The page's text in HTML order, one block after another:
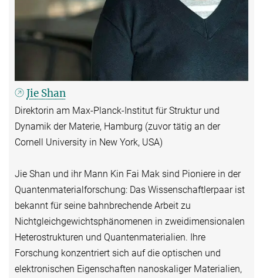
Jie Shan
Direktorin am Max-Planck-Institut für Struktur und
Dynamik der Materie, Hamburg (zuvor tätig an der
Cornell University in New York, USA)
Jie Shan und ihr Mann Kin Fai Mak sind Pioniere in der
Quantenmaterialforschung: Das Wissenschaftlerpaar ist
bekannt für seine bahnbrechende Arbeit zu
Nichtgleichgewichtsphänomenen in zweidimensionalen
Heterostrukturen und Quantenmaterialien. Ihre
Forschung konzentriert sich auf die optischen und
elektronischen Eigenschaften nanoskaliger Materialien,